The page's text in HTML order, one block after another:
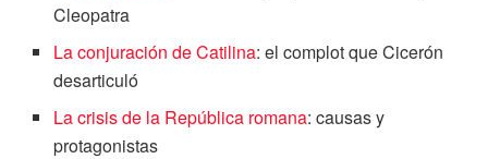
Cleopatra
La conjuración de Catilina: el complot que Cicerón
desarticuló
La crisis de la República romana: causas y
protagonistas